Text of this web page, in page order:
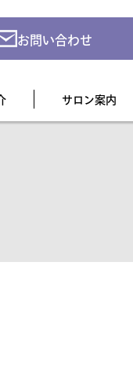
お問い合わせ
サロン案内